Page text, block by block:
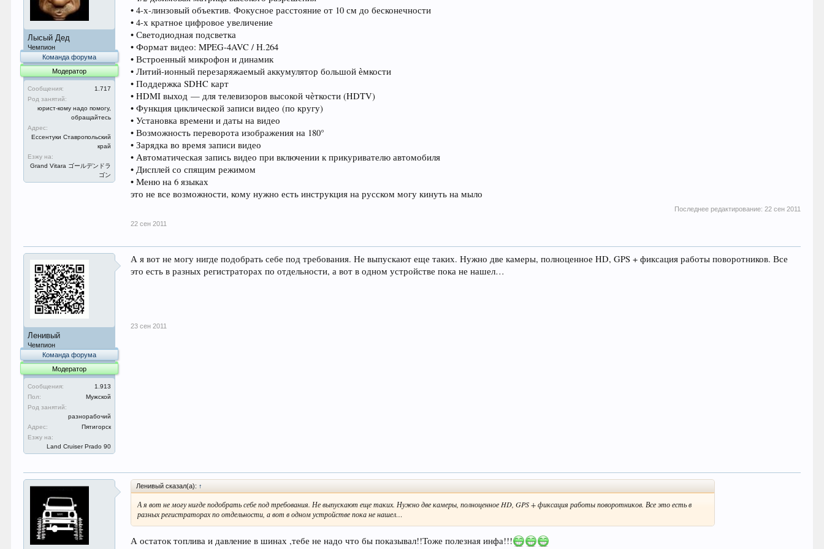
Лысый Дед
Чемпион
Команда форума
Модератор
Сообщения:
1.717
Род занятий:
юрист-кому надо помогу,
обращайтесь
Адрес:
Ессентуки Ставропольский
край
Езжу на:
Grand Vitara ゴールデンドラ
ゴン
• 4-х-линзовый объектив. Фокусное расстояние от 10 см до бесконечности
• 4-х кратное цифровое увеличение
• Светодиодная подсветка
• Формат видео: MPEG-4AVC / Н.264
• Встроенный микрофон и динамик
• Литий-ионный перезаряжаемый аккумулятор большой ѐмкости
• Поддержка SDHC карт
• HDMI выход — для телевизоров высокой чѐткости (HDTV)
• Функция циклической записи видео (по кругу)
• Установка времени и даты на видео
• Возможность переворота изображения на 180°
• Зарядка во время записи видео
• Автоматическая запись видео при включении к прикуривателю автомобиля
• Дисплей со спящим режимом
• Меню на 6 языках
это не все возможности, кому нужно есть инструкция на русском могу кинуть на мыло
Последнее редактирование: 22 сен 2011
22 сен 2011
Ленивый
Чемпион
Команда форума
Модератор
Сообщения:
1.913
Пол:
Мужской
Род занятий:
разнорабочий
Адрес:
Пятигорск
Езжу на:
Land Cruiser Prado 90
А я вот не могу нигде подобрать себе под требования. Не выпускают еще таких. Нужно две камеры, полноценное HD, GPS + фиксация работы поворотников. Все
это есть в разных регистраторах по отдельности, а вот в одном устройстве пока не нашел…
23 сен 2011
Ленивый сказал(а): ↑
А я вот не могу нигде подобрать себе под требования. Не выпускают еще таких. Нужно две камеры, полноценное HD, GPS + фиксация работы поворотников. Все это есть в
разных регистраторах по отдельности, а вот в одном устройстве пока не нашел…
А остаток топлива и давление в шинах ,тебе не надо что бы показывал!!Тоже полезная инфа!!!